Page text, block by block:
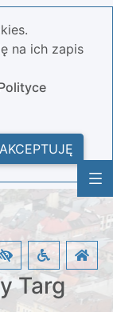
na ich zapis
Targ